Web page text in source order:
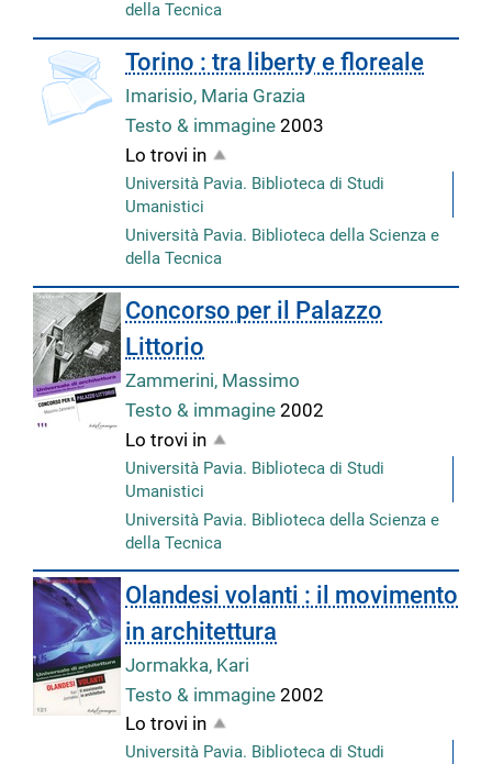
della Tecnica
Torino : tra liberty e floreale
Imarisio, Maria Grazia
Testo & immagine2003
Lo trovi in
Università Pavia. Biblioteca di Studi
Umanistici
Università Pavia. Biblioteca della Scienza e
della Tecnica
Concorso per il Palazzo
Littorio
Zammerini, Massimo
Testo & immagine2002
Lo trovi in
Università Pavia. Biblioteca di Studi
Umanistici
Università Pavia. Biblioteca della Scienza e
della Tecnica
Olandesi volanti : il movimento
in architettura
Jormakka, Kari
Testo & immagine2002
Lo trovi in
Università Pavia. Biblioteca di Studi